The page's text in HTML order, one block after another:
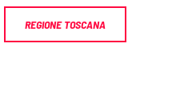
REGIONE TOSCANA